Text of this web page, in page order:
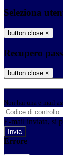
Seleziona
button close ×
Recupero
button close ×
Non hai una e-mail
E-mail inviata, si
Errore